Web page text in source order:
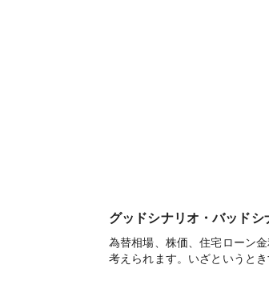
グッドシナリオ・バッドシ
為替相場、株価、住宅ローン
考えられます。いざというと